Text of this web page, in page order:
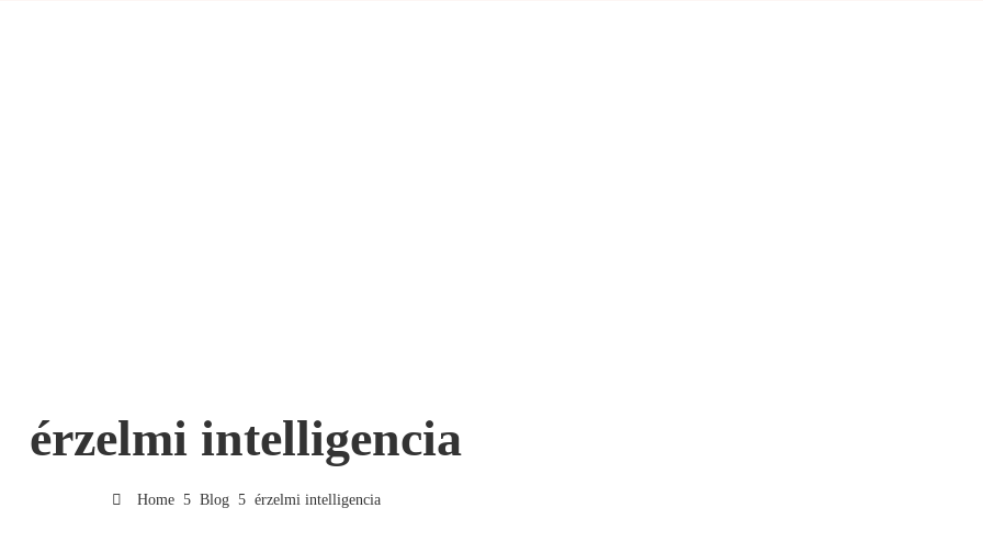
érzelmi intelligencia
Home Blog érzelmi intelligencia